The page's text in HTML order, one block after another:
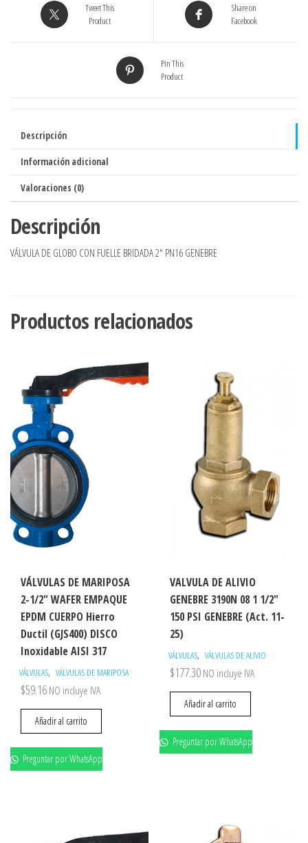
PN16
Tweet This
Product
Share on
Facebook
Pin This
Product
Descripción
Información adicional
Valoraciones (0)
Descripción
VÁLVULA DE GLOBO CON FUELLE BRIDADA 2″ PN16 GENEBRE
Productos relacionados
VÁLVULAS DE MARIPOSA
2-1/2″ WAFER EMPAQUE
EPDM CUERPO Hierro
Ductil (GJS400) DISCO
Inoxidable AISI 317
VÁLVULAS, VÁLVULAS DE MARIPOSA
$59.16 NO incluye IVA
Añadir al carrito
Preguntar por WhatsApp
VALVULA DE ALIVIO
GENEBRE 3190N 08 1 1/2″
150 PSI GENEBRE (Act. 11-
25)
VÁLVULAS, VÁLVULAS DE ALIVIO
$177.30 NO incluye IVA
Añadir al carrito
Preguntar por WhatsApp